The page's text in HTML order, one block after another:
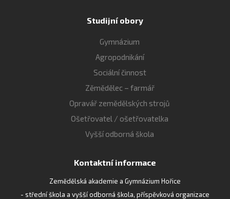
Studijní obory
Gymnázium
Agropodnikání
Sociální činnost
Zěmědělec – farmář
Opravář zemědělských strojů
Ošetřovatel / ošetřovatelka
Vyšší odborná škola
Kontaktní informace
Zemědělská akademie a Gymnázium Hořice
- střední škola a vyšší odborná škola, příspěvková organizace